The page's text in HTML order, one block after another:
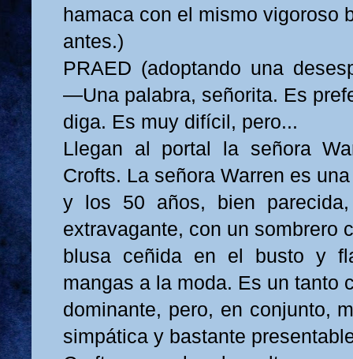
hamaca con el mismo vigoroso
antes.)
PRAED (adoptando una
—Una palabra, señorita. Es
diga. Es muy difícil, pero...
Llegan al portal la señora
Crofts. La señora Warren es
y los 50 años, bien
extravagante, con un sombrero
blusa ceñida en el busto y
mangas a la moda. Es un tanto
dominante, pero, en conjunto,
simpática y bastante